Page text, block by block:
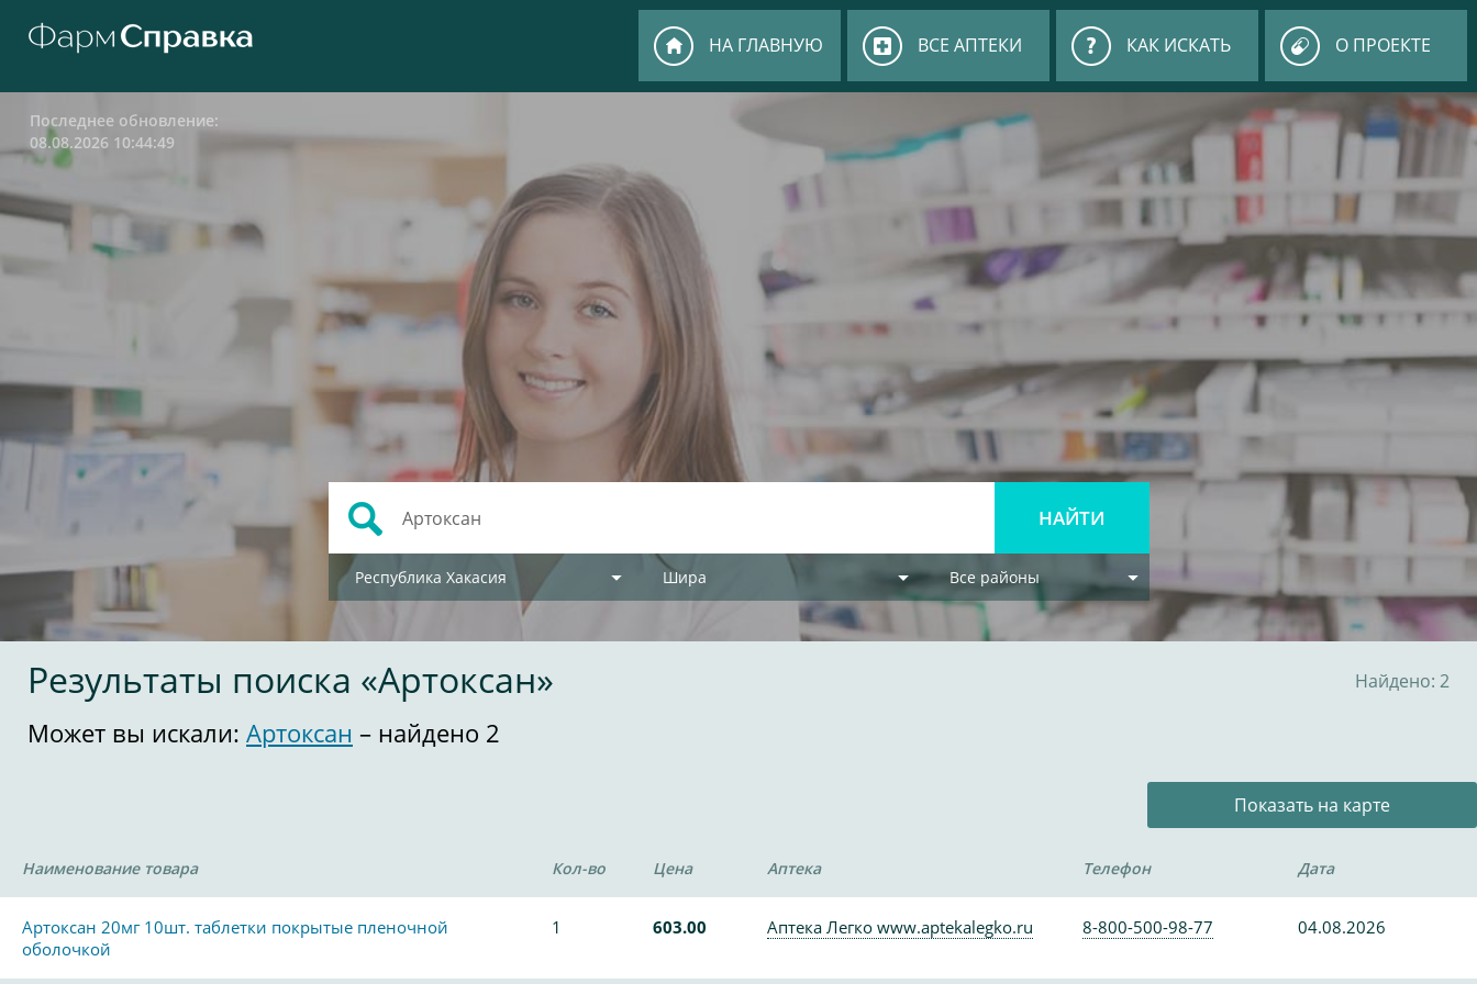
НА ГЛАВНУЮ ВСЕ АПТЕКИ КАК ИСКАТЬ О ПРОЕКТЕ
Последнее обновление:
08.08.2026 10:44:49
Республика Хакасия Шира Все районы
Результаты поиска «Артоксан» Найдено: 2
Может вы искали: Артоксан – найдено 2
Показать на карте
Наименование товара Кол-во Цена Аптека Телефон Дата
Артоксан 20мг 10шт. таблетки покрытые пленочной
оболочкой
1 603.00 Аптека Легко www.aptekalegko.ru 8-800-500-98-77 04.08.2026